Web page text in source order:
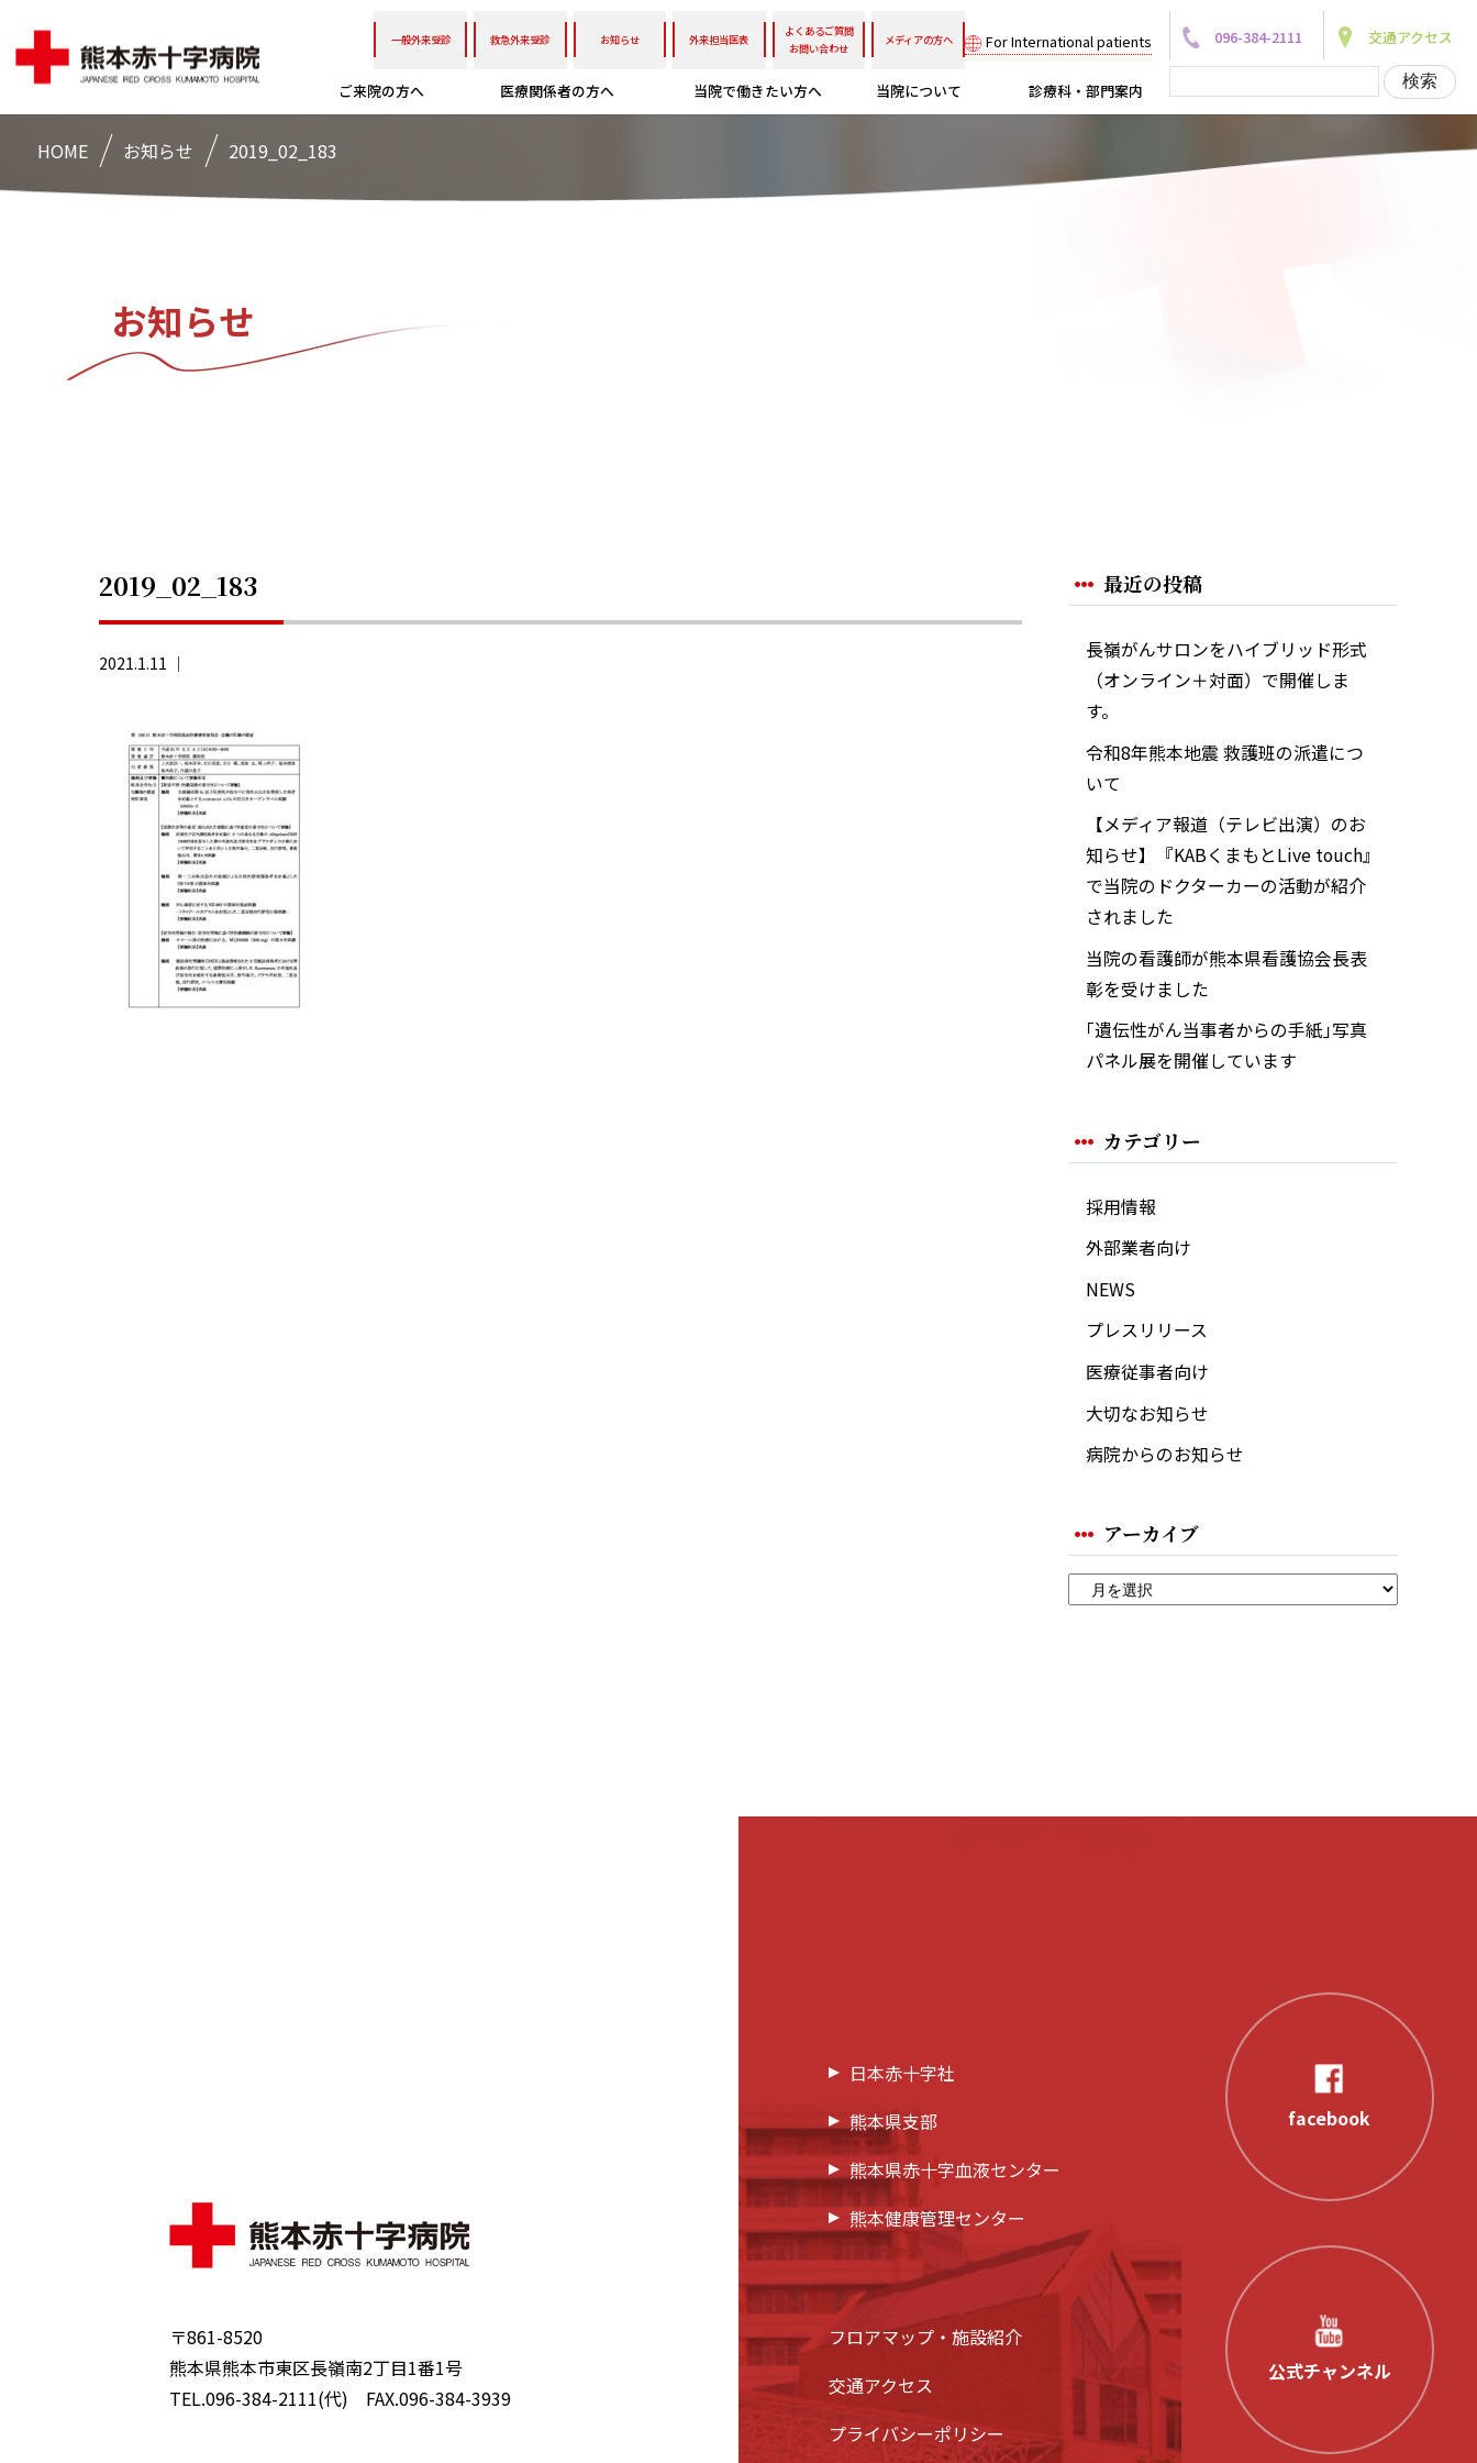
一般外来受診 救急外来受診 お知らせ 外来担当医表
よくあるご質問
お問い合わせ
メディアの方へ For International patients
ご来院の方へ 医療関係者の方へ 当院で働きたい方へ 当院について 診療科・部門案内
096-384-2111 交通アクセス
HOME お知らせ 2019_02_183
お知らせ
2019_02_183
2021.1.11 ｜
最近の投稿
長嶺がんサロンをハイブリッド形式
（オンライン＋対面）で開催しま
す。
令和8年熊本地震 救護班の派遣につ
いて
【メディア報道（テレビ出演）のお
知らせ】『KABくまもとLive touch』
で当院のドクターカーの活動が紹介
されました
当院の看護師が熊本県看護協会長表
彰を受けました
｢遺伝性がん当事者からの手紙｣写真
パネル展を開催しています
カテゴリー
採用情報
外部業者向け
NEWS
プレスリリース
医療従事者向け
大切なお知らせ
病院からのお知らせ
アーカイブ
〒861-8520
熊本県熊本市東区長嶺南2丁目1番1号
TEL.096-384-2111(代) FAX.096-384-3939
日本赤十字社
熊本県支部
熊本県赤十字血液センター
熊本健康管理センター
フロアマップ・施設紹介
交通アクセス
プライバシーポリシー
facebook
公式チャンネル